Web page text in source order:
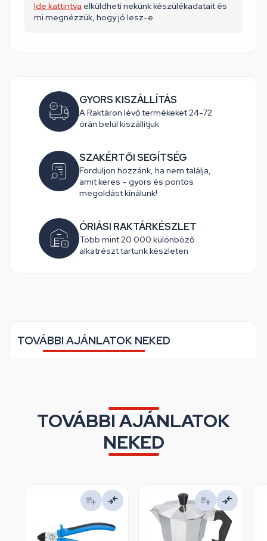
Ide kattintva elküldheti nekünk készülékadatait és
mi megnézzük, hogy jó lesz-e.
GYORS KISZÁLLÍTÁS
A Raktáron lévő termékeket 24-72
órán belül kiszállítjuk
SZAKÉRTŐI SEGÍTSÉG
Forduljon hozzánk, ha nem találja,
amit keres – gyors és pontos
megoldást kínálunk!
ÓRIÁSI RAKTÁRKÉSZLET
Több mint 20 000 különböző
alkatrészt tartunk készleten
TOVÁBBI AJÁNLATOK NEKED
TOVÁBBI AJÁNLATOK
NEKED